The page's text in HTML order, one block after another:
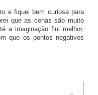
e fiquei bem curiosa para
que as cenas são muito
a imaginação flui melhor,
que os pontos negativos